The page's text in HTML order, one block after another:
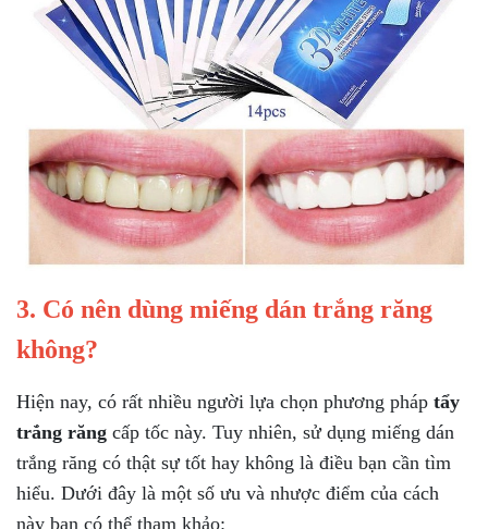
3. Có nên dùng miếng dán trắng răng
không?
Hiện nay, có rất nhiều người lựa chọn phương pháp tẩy
trắng răng cấp tốc này. Tuy nhiên, sử dụng miếng dán
trắng răng có thật sự tốt hay không là điều bạn cần tìm
hiểu. Dưới đây là một số ưu và nhược điểm của cách
này bạn có thể tham khảo: